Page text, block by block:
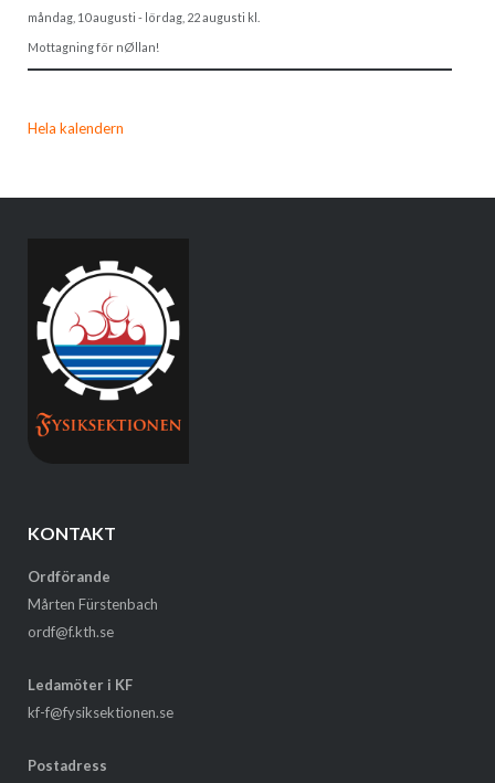
måndag, 10 augusti - lördag, 22 augusti kl.
Mottagning för nØllan!
Hela kalendern
KONTAKT
Ordförande
Mårten Fürstenbach
ordf@f.kth.se
Ledamöter i KF
kf-f@fysiksektionen.se
Postadress